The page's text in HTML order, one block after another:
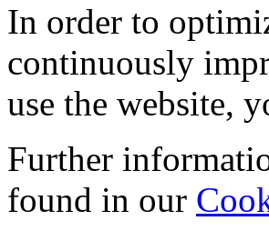
In order to
continuously
use the website,
Further
found in our